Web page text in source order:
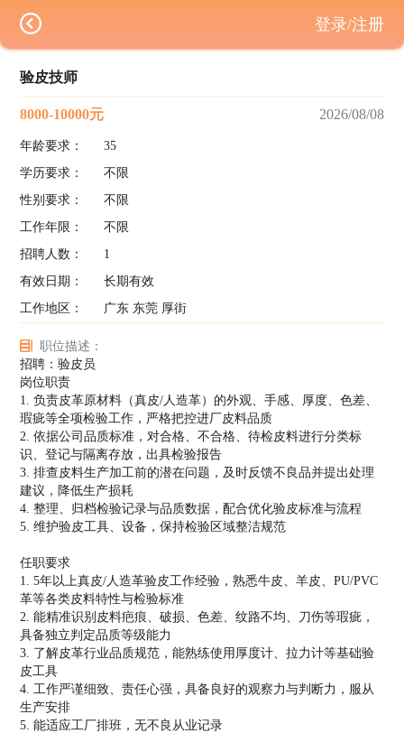
验皮技师
8000-10000元 2026/08/08
年龄要求：
35
学历要求：
不限
性别要求：
不限
工作年限：
不限
招聘人数：
1
有效日期：
长期有效
工作地区：
广东 东莞 厚街
职位描述：
招聘：验皮员
岗位职责
1. 负责皮革原材料（真皮/人造革）的外观、手感、厚度、色差、
瑕疵等全项检验工作，严格把控进厂皮料品质
2. 依据公司品质标准，对合格、不合格、待检皮料进行分类标
识、登记与隔离存放，出具检验报告
3. 排查皮料生产加工前的潜在问题，及时反馈不良品并提出处理
建议，降低生产损耗
4. 整理、归档检验记录与品质数据，配合优化验皮标准与流程
5. 维护验皮工具、设备，保持检验区域整洁规范
任职要求
1. 5年以上真皮/人造革验皮工作经验，熟悉牛皮、羊皮、PU/PVC
革等各类皮料特性与检验标准
2. 能精准识别皮料疤痕、破损、色差、纹路不均、刀伤等瑕疵，
具备独立判定品质等级能力
3. 了解皮革行业品质规范，能熟练使用厚度计、拉力计等基础验
皮工具
4. 工作严谨细致、责任心强，具备良好的观察力与判断力，服从
生产安排
5. 能适应工厂排班，无不良从业记录
登录/注册